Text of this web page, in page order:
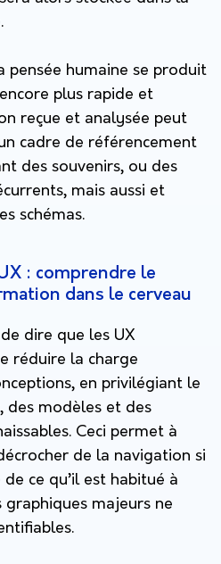
pensée humaine se produit
plus rapide et
reçue et analysée peut
cadre de référencement
des souvenirs, ou des
mais aussi et
schémas.
: comprendre le
dans le cerveau
dire que les UX
réduire la charge
en privilégiant le
des modèles et des
Ceci permet à
de la navigation si
ce qu’il est habitué à
majeurs ne